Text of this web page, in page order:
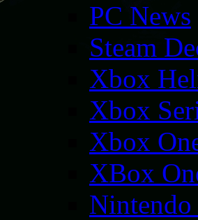
PC News
Steam
Xbox
Xbox
Xbox
XBox